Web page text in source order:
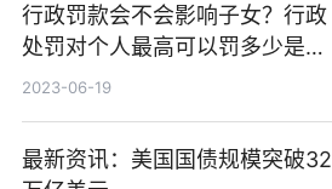
行政罚款会不会影响子女？行政
处罚对个人最高可以罚多少是如
何规定的？
2023-06-19
最新资讯：美国国债规模突破32